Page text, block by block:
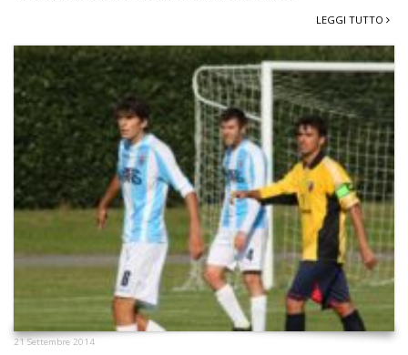
LEGGI TUTTO
21 Settembre 2014